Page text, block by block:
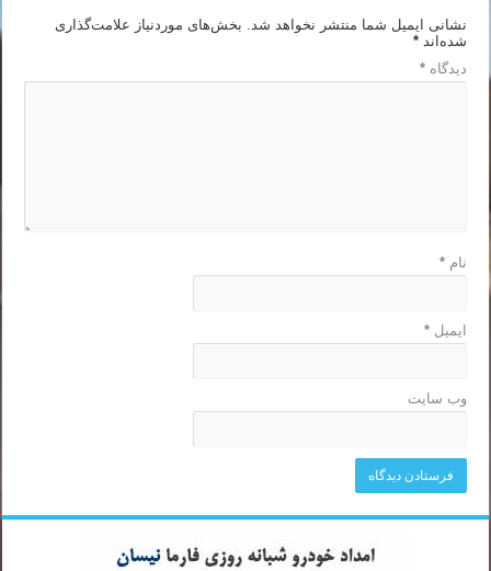
نشانی ایمیل شما منتشر نخواهد شد. بخش‌های موردنیاز علامت‌گذاری
شده‌اند*
دیدگاه*
نام*
ایمیل*
وب‌ سایت